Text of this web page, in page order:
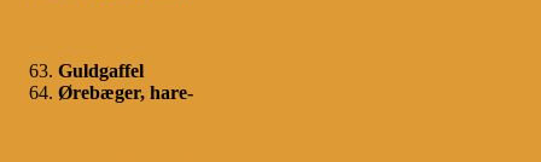
Guldgaffel
Ørebæger, hare-